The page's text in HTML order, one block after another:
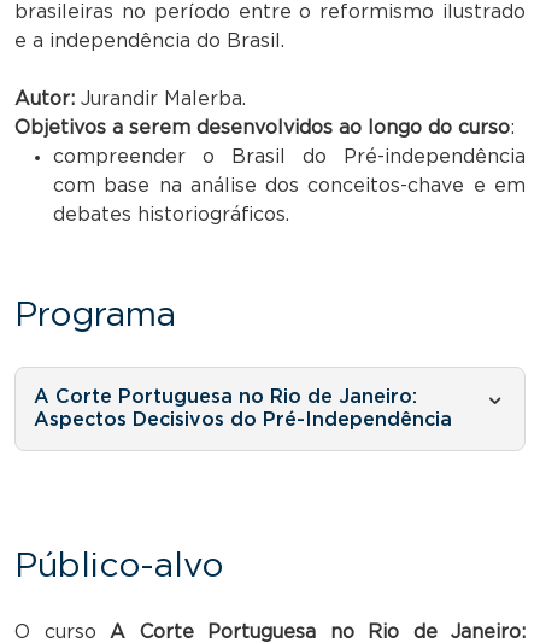
brasileiras no período entre o reformismo ilustrado
e a independência do Brasil.
Autor: Jurandir Malerba.
Objetivos a serem desenvolvidos ao longo do curso:
compreender o Brasil do Pré-independência
com base na análise dos conceitos-chave e em
debates historiográficos.
Programa
A Corte Portuguesa no Rio de Janeiro:
Aspectos Decisivos do Pré-Independência
Público-alvo
O curso A Corte Portuguesa no Rio de Janeiro: